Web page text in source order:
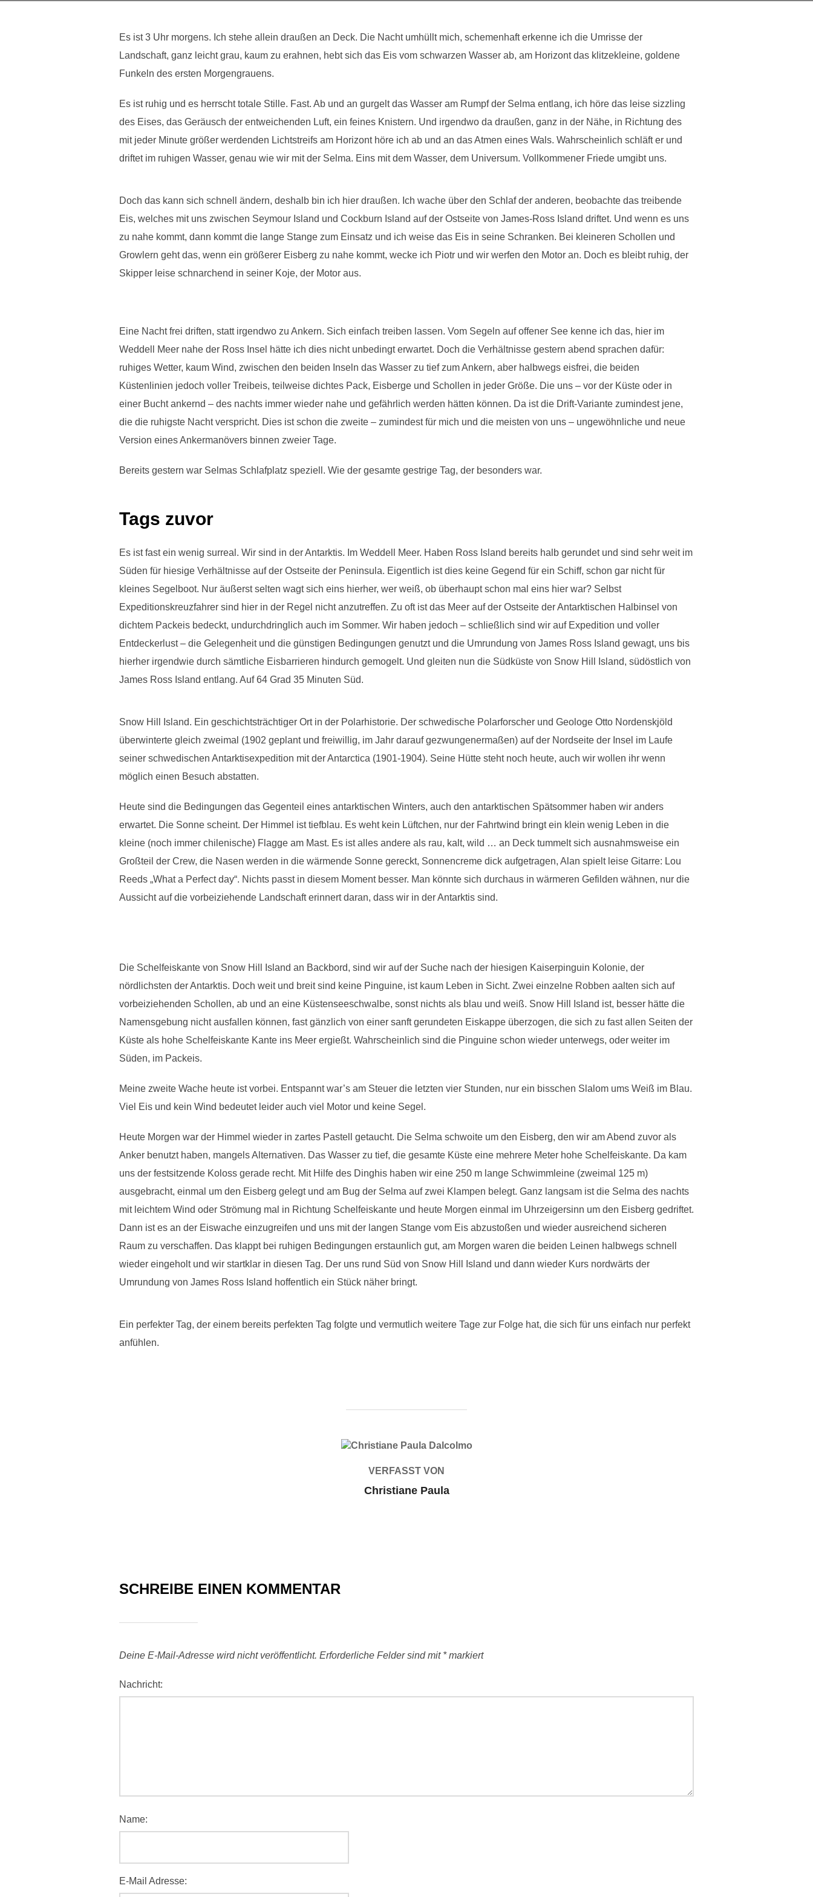
Es ist 3 Uhr morgens. Ich stehe allein draußen an Deck. Die Nacht umhüllt mich, schemenhaft erkenne ich die Umrisse der
Landschaft, ganz leicht grau, kaum zu erahnen, hebt sich das Eis vom schwarzen Wasser ab, am Horizont das klitzekleine, goldene
Funkeln des ersten Morgengrauens.
Es ist ruhig und es herrscht totale Stille. Fast. Ab und an gurgelt das Wasser am Rumpf der Selma entlang, ich höre das leise sizzling
des Eises, das Geräusch der entweichenden Luft, ein feines Knistern. Und irgendwo da draußen, ganz in der Nähe, in Richtung des
mit jeder Minute größer werdenden Lichtstreifs am Horizont höre ich ab und an das Atmen eines Wals. Wahrscheinlich schläft er und
driftet im ruhigen Wasser, genau wie wir mit der Selma. Eins mit dem Wasser, dem Universum. Vollkommener Friede umgibt uns.
Doch das kann sich schnell ändern, deshalb bin ich hier draußen. Ich wache über den Schlaf der anderen, beobachte das treibende
Eis, welches mit uns zwischen Seymour Island und Cockburn Island auf der Ostseite von James-Ross Island driftet. Und wenn es uns
zu nahe kommt, dann kommt die lange Stange zum Einsatz und ich weise das Eis in seine Schranken. Bei kleineren Schollen und
Growlern geht das, wenn ein größerer Eisberg zu nahe kommt, wecke ich Piotr und wir werfen den Motor an. Doch es bleibt ruhig, der
Skipper leise schnarchend in seiner Koje, der Motor aus.
Eine Nacht frei driften, statt irgendwo zu Ankern. Sich einfach treiben lassen. Vom Segeln auf offener See kenne ich das, hier im
Weddell Meer nahe der Ross Insel hätte ich dies nicht unbedingt erwartet. Doch die Verhältnisse gestern abend sprachen dafür:
ruhiges Wetter, kaum Wind, zwischen den beiden Inseln das Wasser zu tief zum Ankern, aber halbwegs eisfrei, die beiden
Küstenlinien jedoch voller Treibeis, teilweise dichtes Pack, Eisberge und Schollen in jeder Größe. Die uns – vor der Küste oder in
einer Bucht ankernd – des nachts immer wieder nahe und gefährlich werden hätten können. Da ist die Drift-Variante zumindest jene,
die die ruhigste Nacht verspricht. Dies ist schon die zweite – zumindest für mich und die meisten von uns – ungewöhnliche und neue
Version eines Ankermanövers binnen zweier Tage.
Bereits gestern war Selmas Schlafplatz speziell. Wie der gesamte gestrige Tag, der besonders war.
Tags zuvor
Es ist fast ein wenig surreal. Wir sind in der Antarktis. Im Weddell Meer. Haben Ross Island bereits halb gerundet und sind sehr weit im
Süden für hiesige Verhältnisse auf der Ostseite der Peninsula. Eigentlich ist dies keine Gegend für ein Schiff, schon gar nicht für
kleines Segelboot. Nur äußerst selten wagt sich eins hierher, wer weiß, ob überhaupt schon mal eins hier war? Selbst
Expeditionskreuzfahrer sind hier in der Regel nicht anzutreffen. Zu oft ist das Meer auf der Ostseite der Antarktischen Halbinsel von
dichtem Packeis bedeckt, undurchdringlich auch im Sommer. Wir haben jedoch – schließlich sind wir auf Expedition und voller
Entdeckerlust – die Gelegenheit und die günstigen Bedingungen genutzt und die Umrundung von James Ross Island gewagt, uns bis
hierher irgendwie durch sämtliche Eisbarrieren hindurch gemogelt. Und gleiten nun die Südküste von Snow Hill Island, südöstlich von
James Ross Island entlang. Auf 64 Grad 35 Minuten Süd.
Snow Hill Island. Ein geschichtsträchtiger Ort in der Polarhistorie. Der schwedische Polarforscher und Geologe Otto Nordenskjöld
überwinterte gleich zweimal (1902 geplant und freiwillig, im Jahr darauf gezwungenermaßen) auf der Nordseite der Insel im Laufe
seiner schwedischen Antarktisexpedition mit der Antarctica (1901-1904). Seine Hütte steht noch heute, auch wir wollen ihr wenn
möglich einen Besuch abstatten.
Heute sind die Bedingungen das Gegenteil eines antarktischen Winters, auch den antarktischen Spätsommer haben wir anders
erwartet. Die Sonne scheint. Der Himmel ist tiefblau. Es weht kein Lüftchen, nur der Fahrtwind bringt ein klein wenig Leben in die
kleine (noch immer chilenische) Flagge am Mast. Es ist alles andere als rau, kalt, wild … an Deck tummelt sich ausnahmsweise ein
Großteil der Crew, die Nasen werden in die wärmende Sonne gereckt, Sonnencreme dick aufgetragen, Alan spielt leise Gitarre: Lou
Reeds „What a Perfect day“. Nichts passt in diesem Moment besser. Man könnte sich durchaus in wärmeren Gefilden wähnen, nur die
Aussicht auf die vorbeiziehende Landschaft erinnert daran, dass wir in der Antarktis sind.
Die Schelfeiskante von Snow Hill Island an Backbord, sind wir auf der Suche nach der hiesigen Kaiserpinguin Kolonie, der
nördlichsten der Antarktis. Doch weit und breit sind keine Pinguine, ist kaum Leben in Sicht. Zwei einzelne Robben aalten sich auf
vorbeiziehenden Schollen, ab und an eine Küstenseeschwalbe, sonst nichts als blau und weiß. Snow Hill Island ist, besser hätte die
Namensgebung nicht ausfallen können, fast gänzlich von einer sanft gerundeten Eiskappe überzogen, die sich zu fast allen Seiten der
Küste als hohe Schelfeiskante Kante ins Meer ergießt. Wahrscheinlich sind die Pinguine schon wieder unterwegs, oder weiter im
Süden, im Packeis.
Meine zweite Wache heute ist vorbei. Entspannt war’s am Steuer die letzten vier Stunden, nur ein bisschen Slalom ums Weiß im Blau.
Viel Eis und kein Wind bedeutet leider auch viel Motor und keine Segel.
Heute Morgen war der Himmel wieder in zartes Pastell getaucht. Die Selma schwoite um den Eisberg, den wir am Abend zuvor als
Anker benutzt haben, mangels Alternativen. Das Wasser zu tief, die gesamte Küste eine mehrere Meter hohe Schelfeiskante. Da kam
uns der festsitzende Koloss gerade recht. Mit Hilfe des Dinghis haben wir eine 250 m lange Schwimmleine (zweimal 125 m)
ausgebracht, einmal um den Eisberg gelegt und am Bug der Selma auf zwei Klampen belegt. Ganz langsam ist die Selma des nachts
mit leichtem Wind oder Strömung mal in Richtung Schelfeiskante und heute Morgen einmal im Uhrzeigersinn um den Eisberg gedriftet.
Dann ist es an der Eiswache einzugreifen und uns mit der langen Stange vom Eis abzustoßen und wieder ausreichend sicheren
Raum zu verschaffen. Das klappt bei ruhigen Bedingungen erstaunlich gut, am Morgen waren die beiden Leinen halbwegs schnell
wieder eingeholt und wir startklar in diesen Tag. Der uns rund Süd von Snow Hill Island und dann wieder Kurs nordwärts der
Umrundung von James Ross Island hoffentlich ein Stück näher bringt.
Ein perfekter Tag, der einem bereits perfekten Tag folgte und vermutlich weitere Tage zur Folge hat, die sich für uns einfach nur perfekt
anfühlen.
BEITRAGSAUTOR
VERFASST VON
Christiane Paula
SCHREIBE EINEN KOMMENTAR
Deine E-Mail-Adresse wird nicht veröffentlicht. Erforderliche Felder sind mit *markiert
Nachricht:
Name:
E-Mail Adresse: